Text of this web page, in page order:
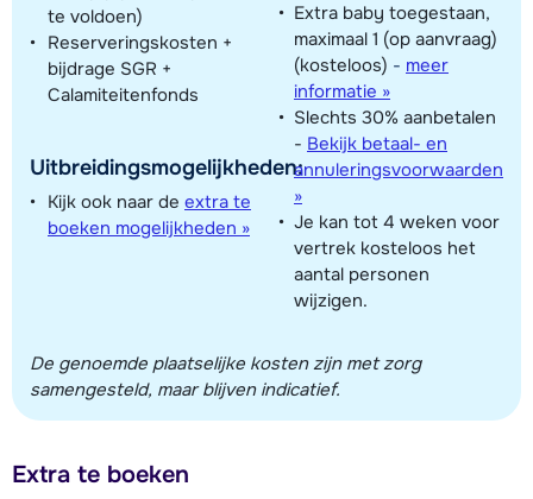
te voldoen)
Reserveringskosten +
bijdrage SGR +
Calamiteitenfonds
Uitbreidingsmogelijkheden:
Kijk ook naar de extra te
boeken mogelijkheden »
Extra baby toegestaan,
maximaal 1 (op aanvraag)
(kosteloos) - meer
informatie »
Slechts 30% aanbetalen
- Bekijk betaal- en
annuleringsvoorwaarden
»
Je kan tot 4 weken voor
vertrek kosteloos het
aantal personen
wijzigen.
De genoemde plaatselijke kosten zijn met zorg
samengesteld, maar blijven indicatief.
Extra te boeken